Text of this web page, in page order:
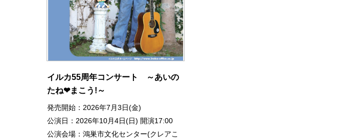
イルカ55周年コンサート ～あいの
たね❤まこう!～
発売開始：2026年7月3日(金)
公演日：2026年10月4日(日) 開演17:00
公演会場：鴻巣市文化センター(クレアこ